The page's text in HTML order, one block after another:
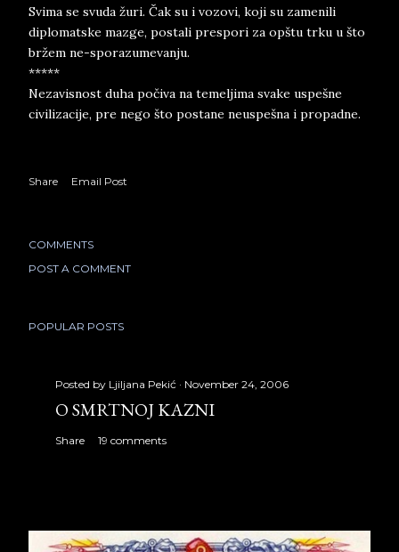
Svima se svuda žuri. Čak su i vozovi, koji su zamenili
diplomatske mazge, postali prespori za opštu trku u što
bržem ne-sporazumevanju.
*****
Nezavisnost duha počiva na temeljima svake uspešne
civilizacije, pre nego što postane neuspešna i propadne.
Share Email Post
COMMENTS
POST A COMMENT
POPULAR POSTS
Posted by Ljiljana Pekić November 24, 2006
O SMRTNOJ KAZNI
Share 19 comments